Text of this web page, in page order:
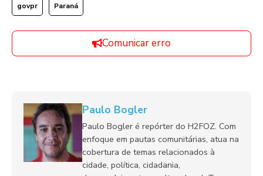
govpr Paraná
Comunicar erro
Paulo Bogler
Paulo Bogler é repórter do H2FOZ. Com
enfoque em pautas comunitárias, atua na
cobertura de temas relacionados à
cidade, política, cidadania,